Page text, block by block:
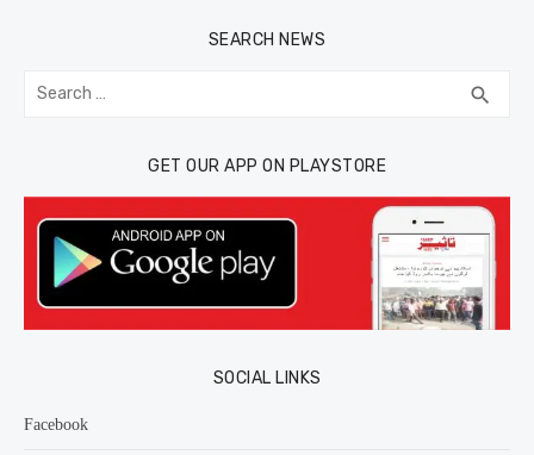
SEARCH NEWS
Search
for: search
GET OUR APP ON PLAYSTORE
SOCIAL LINKS
Facebook